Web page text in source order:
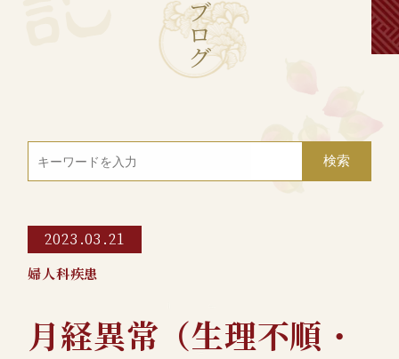
ブ
ロ
グ
2023.03.21
婦人科疾患
月経異常（生理不順・